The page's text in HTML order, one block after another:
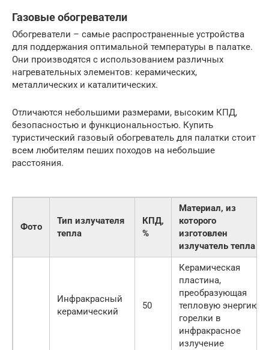
Газовые обогреватели
Обогреватели – самые распространенные устройства
для поддержания оптимальной температуры в палатке.
Они производятся с использованием различных
нагревательных элементов: керамических,
металлических и каталитических.
Отличаются небольшими размерами, высоким КПД,
безопасностью и функциональностью. Купить
туристический газовый обогреватель для палатки стоит
всем любителям пеших походов на небольшие
расстояния.
Фото
Тип излучателя
тепла
КПД,
%
Материал, из
которого
изготовлен
излучатель тепла
Инфракрасный
керамический
50
Керамическая
пластина,
преобразующая
тепловую энергию
горелки в
инфракрасное
излучение